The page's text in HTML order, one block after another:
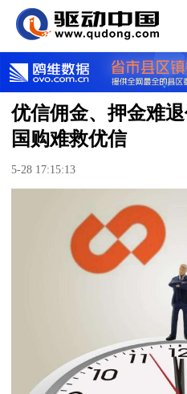
优信佣金、押金难
国购难救优信
5-28 17:15:13